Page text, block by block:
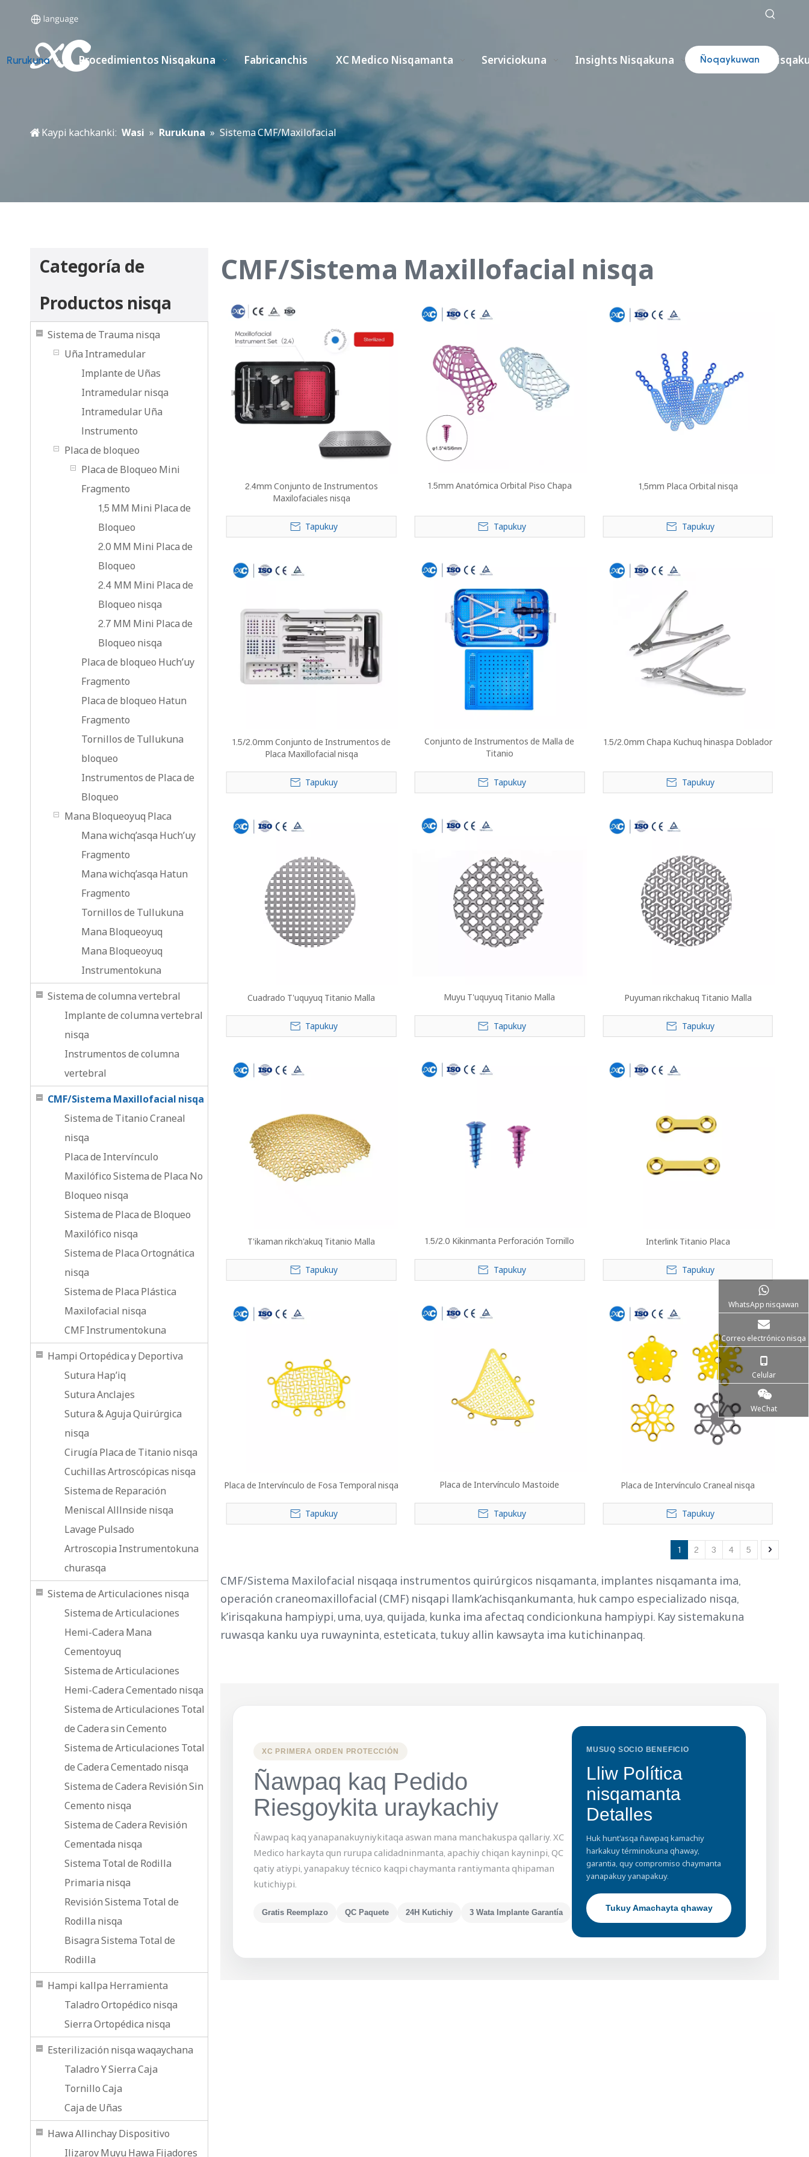
Rurukuna Procedimientos Nisqakuna Fabricanchis XC Medico Nisqamanta Serviciokuna Insights Nisqakuna Catálogos
Ñoqaykuwan
Kaypi kachkanki: Wasi » Rurukuna » Sistema CMF/Maxilofacial
Categoría de
Productos nisqa
Sistema de Trauma nisqa
Uña Intramedular
Implante de Uñas
Intramedular nisqa
Intramedular Uña
lnstrumento
Placa de bloqueo
Placa de Bloqueo Mini
Fragmento
1,5 MM Mini Placa de
Bloqueo
2.0 MM Mini Placa de
Bloqueo
2.4 MM Mini Placa de
Bloqueo nisqa
2.7 MM Mini Placa de
Bloqueo nisqa
Placa de bloqueo Huch’uy
Fragmento
Placa de bloqueo Hatun
Fragmento
Tornillos de Tullukuna
bloqueo
Instrumentos de Placa de
Bloqueo
Mana Bloqueoyuq Placa
Mana wichq’asqa Huch’uy
Fragmento
Mana wichq’asqa Hatun
Fragmento
Tornillos de Tullukuna
Mana Bloqueoyuq
Mana Bloqueoyuq
Instrumentokuna
Sistema de columna vertebral
Implante de columna vertebral
nisqa
Instrumentos de columna
vertebral
CMF/Sistema Maxillofacial nisqa
Sistema de Titanio Craneal
nisqa
Placa de Intervínculo
Maxilófico Sistema de Placa No
Bloqueo nisqa
Sistema de Placa de Bloqueo
Maxilófico nisqa
Sistema de Placa Ortognática
nisqa
Sistema de Placa Plástica
Maxilofacial nisqa
CMF Instrumentokuna
Hampi Ortopédica y Deportiva
Sutura Hap’iq
Sutura Anclajes
Sutura & Aguja Quirúrgica
nisqa
Cirugía Placa de Titanio nisqa
Cuchillas Artroscópicas nisqa
Sistema de Reparación
Meniscal Alllnside nisqa
Lavage Pulsado
Artroscopia Instrumentokuna
churasqa
Sistema de Articulaciones nisqa
Sistema de Articulaciones
Hemi-Cadera Mana
Cementoyuq
Sistema de Articulaciones
Hemi-Cadera Cementado nisqa
Sistema de Articulaciones Total
de Cadera sin Cemento
Sistema de Articulaciones Total
de Cadera Cementado nisqa
Sistema de Cadera Revisión Sin
Cemento nisqa
Sistema de Cadera Revisión
Cementada nisqa
Sistema Total de Rodilla
Primaria nisqa
Revisión Sistema Total de
Rodilla nisqa
Bisagra Sistema Total de
Rodilla
Hampi kallpa Herramienta
Taladro Ortopédico nisqa
Sierra Ortopédica nisqa
Esterilización nisqa waqaychana
Taladro Y Sierra Caja
Tornillo Caja
Caja de Uñas
Hawa Allinchay Dispositivo
Ilizarov Muyu Hawa Fijadores
CMF/Sistema Maxillofacial nisqa
2.4mm Conjunto de Instrumentos
Maxilofaciales nisqa
Tapukuy
1.5mm Anatómica Orbital Piso Chapa
Tapukuy
1,5mm Placa Orbital nisqa
Tapukuy
1.5/2.0mm Conjunto de Instrumentos de
Placa Maxillofacial nisqa
Tapukuy
Conjunto de Instrumentos de Malla de
Titanio
Tapukuy
1.5/2.0mm Chapa Kuchuq hinaspa Doblador
Tapukuy
Cuadrado T'uquyuq Titanio Malla
Tapukuy
Muyu T'uquyuq Titanio Malla
Tapukuy
Puyuman rikchakuq Titanio Malla
Tapukuy
T'ikaman rikch'akuq Titanio Malla
Tapukuy
1.5/2.0 Kikinmanta Perforación Tornillo
Tapukuy
Interlink Titanio Placa
Tapukuy
Placa de Intervínculo de Fosa Temporal nisqa
Tapukuy
Placa de Intervínculo Mastoide
Tapukuy
Placa de Intervínculo Craneal nisqa
Tapukuy
1 2 3 4 5
CMF/Sistema Maxilofacial nisqaqa instrumentos quirúrgicos nisqamanta, implantes nisqamanta ima,
operación craneomaxillofacial (CMF) nisqapi llamk’achisqankumanta, huk campo especializado nisqa,
k’irisqakuna hampiypi, uma, uya, quijada, kunka ima afectaq condicionkuna hampiypi. Kay sistemakuna
ruwasqa kanku uya ruwayninta, esteticata, tukuy allin kawsayta ima kutichinanpaq.
XC PRIMERA ORDEN PROTECCIÓN
Ñawpaq kaq Pedido
Riesgoykita uraykachiy
Ñawpaq kaq yanapanakuyniykitaqa aswan mana manchakuspa qallariy. XC
Medico harkayta qun rurupa calidadninmanta, apachiy chiqan kayninpi, QC
qatiy atiypi, yanapakuy técnico kaqpi chaymanta rantiymanta qhipaman
kutichiypi.
Gratis Reemplazo QC Paquete 24H Kutichiy 3 Wata Implante Garantía
MUSUQ SOCIO BENEFICIO
Lliw Política
nisqamanta
Detalles
Huk hunt'asqa ñawpaq kamachiy
harkakuy términokuna qhaway,
garantia, quy compromiso chaymanta
yanapakuy yanapakuy.
Tukuy Amachayta qhaway
WhatsApp nisqawan
Correo electrónico nisqa
Celular
WeChat